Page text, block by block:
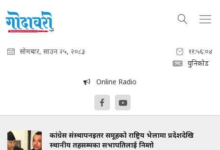
सोमबार, साउन २५, २०८३
११:५६:०५
युनिकोड
Online Radio
कांग्रेस संस्थापनइतर समूहको राष्ट्रिय भेलामा प्रदेशदेखि
स्थानीय तहसम्मका सभापतिलाई निम्तो